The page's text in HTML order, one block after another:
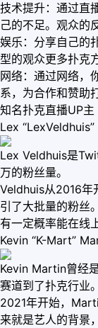
技术提升：通过直
己的不足。观众的
娱乐：分享自己的
型的观众更多扑克
网络：通过网络，
系，为合作和赞助
知名扑克直播UP主
Lex
Lex Veldhuis是
万的粉丝量。
Veldhuis从2016年
引了大批量的粉丝
有一定概率能在线
Kevin “K-Mart”
Kevin Martin曾经
赛道到了扑克行业。
2021年开始，
来就是艺人的背景